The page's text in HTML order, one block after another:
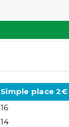
Simple place 2€
16
14